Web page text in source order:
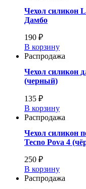
Чехол силикон
Дамбо
190 ₽
В корзину
Распродажа
Чехол силикон
(черный)
135 ₽
В корзину
Распродажа
Чехол силикон
Tecno Pova 4
250 ₽
В корзину
Распродажа